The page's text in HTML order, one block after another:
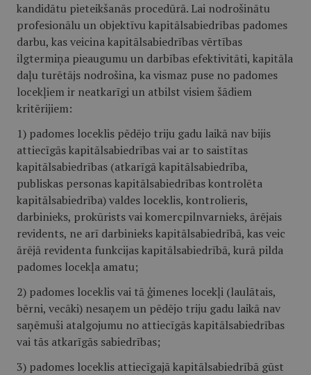
kandidātu pieteikšanās procedūrā. Lai nodrošinātu
profesionālu un objektīvu kapitālsabiedrības padomes
darbu, kas veicina kapitālsabiedrības vērtības
ilgtermiņa pieaugumu un darbības efektivitāti, kapitāla
daļu turētājs nodrošina, ka vismaz puse no padomes
locekļiem ir neatkarīgi un atbilst visiem šādiem
kritērijiem:
1) padomes loceklis pēdējo triju gadu laikā nav bijis
attiecīgās kapitālsabiedrības vai ar to saistītas
kapitālsabiedrības (atkarīgā kapitālsabiedrība,
publiskas personas kapitālsabiedrības kontrolēta
kapitālsabiedrība) valdes loceklis, kontrolieris,
darbinieks, prokūrists vai komercpilnvarnieks, ārējais
revidents, ne arī darbinieks kapitālsabiedrībā, kas veic
ārējā revidenta funkcijas kapitālsabiedrībā, kurā pilda
padomes locekļa amatu;
2) padomes loceklis vai tā ģimenes locekļi (laulātais,
bērni, vecāki) nesaņem un pēdējo triju gadu laikā nav
saņēmuši atalgojumu no attiecīgās kapitālsabiedrības
vai tās atkarīgās sabiedrības;
3) padomes loceklis attiecīgajā kapitālsabiedrībā gūst